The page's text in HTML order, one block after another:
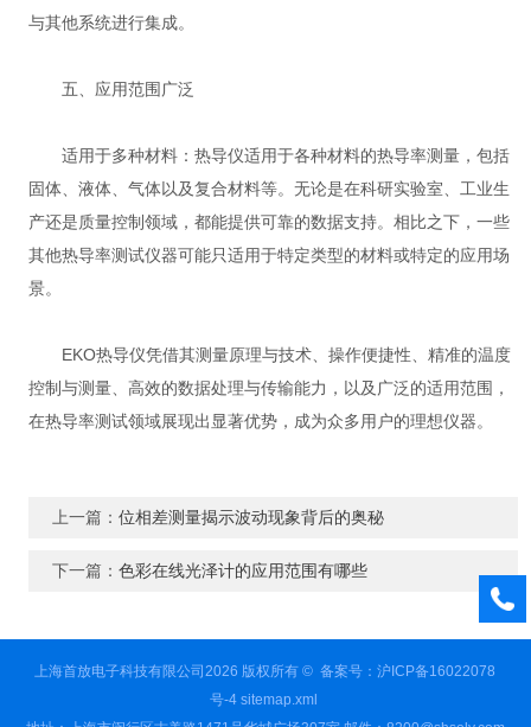
与其他系统进行集成。
五、应用范围广泛
适用于多种材料：热导仪适用于各种材料的热导率测量，包括
固体、液体、气体以及复合材料等。无论是在科研实验室、工业生
产还是质量控制领域，都能提供可靠的数据支持。相比之下，一些
其他热导率测试仪器可能只适用于特定类型的材料或特定的应用场
景。
EKO热导仪凭借其测量原理与技术、操作便捷性、精准的温度
控制与测量、高效的数据处理与传输能力，以及广泛的适用范围，
在热导率测试领域展现出显著优势，成为众多用户的理想仪器。
上一篇： 位相差测量揭示波动现象背后的奥秘
下一篇： 色彩在线光泽计的应用范围有哪些
上海首放电子科技有限公司2026 版权所有 ©备案号：沪ICP备16022078
号-4 sitemap.xml